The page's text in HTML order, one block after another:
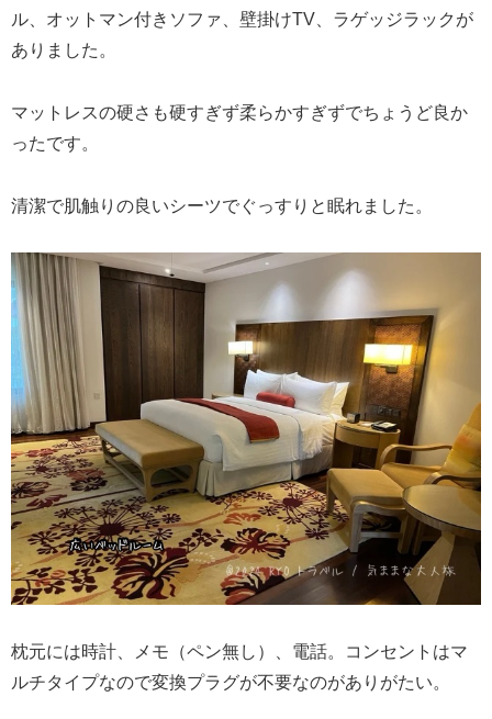
ル、オットマン付きソファ、壁掛けTV、ラゲッジラックが
ありました。
マットレスの硬さも硬すぎず柔らかすぎずでちょうど良か
ったです。
清潔で肌触りの良いシーツでぐっすりと眠れました。
枕元には時計、メモ（ペン無し）、電話。コンセントはマ
ルチタイプなので変換プラグが不要なのがありがたい。